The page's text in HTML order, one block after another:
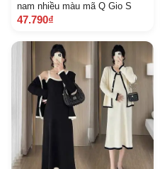
nam nhiều màu mã Q Gio S
47.790₫